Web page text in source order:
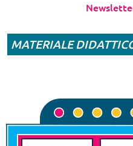
MATERIALE